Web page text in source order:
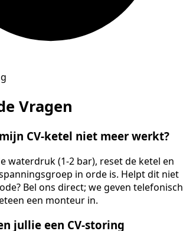
Vragen
CV-ketel niet meer werkt?
waterdruk (1-2 bar), reset de ketel en
in orde is. Helpt dit niet
Bel ons direct; we geven telefonisch
een monteur in.
jullie een CV-storing